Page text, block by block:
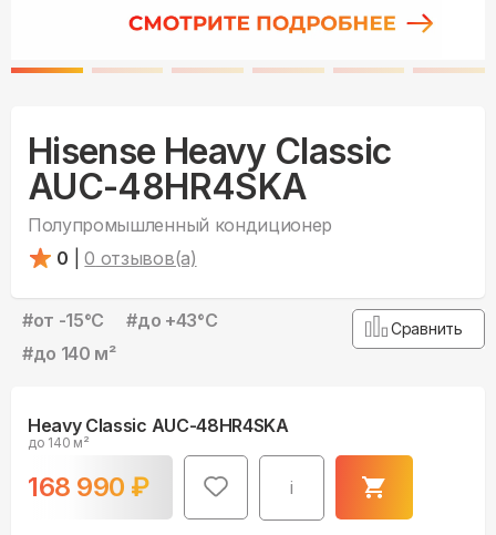
Hisense Heavy Classic
AUC-48HR4SKA
Полупромышленный кондиционер
0
0 отзывов(а)
#от -15°С #до +43°С
#до 140 м²
Сравнить
Heavy Classic AUC-48HR4SKA
до 140 м²
168 990 ₽ i